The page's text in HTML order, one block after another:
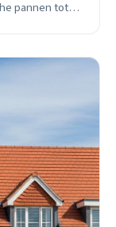
pannen tot